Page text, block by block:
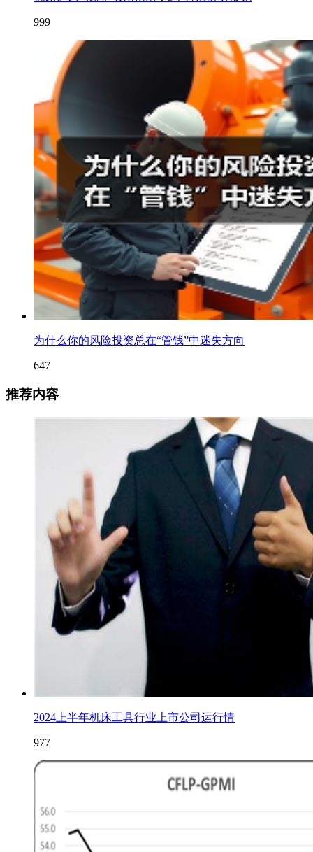
999
为什么你的风险投资总在“管钱”中迷失方向
647
推荐内容
2024上半年机床工具行业上市公司运行情
977